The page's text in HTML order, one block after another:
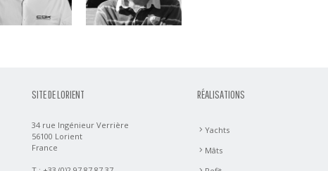
SITE DE LORIENT
34 rue Ingénieur Verrière
56100 Lorient
France
RÉALISATIONS
Yachts
Mâts